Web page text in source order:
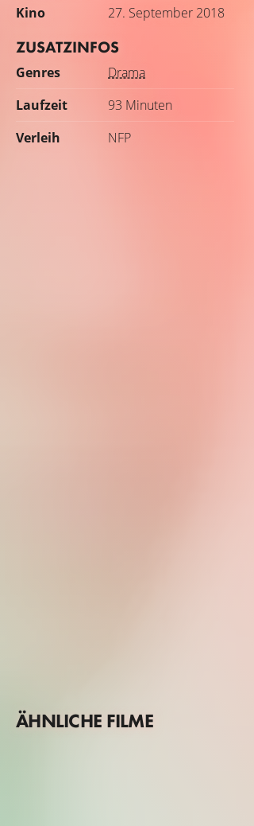
Kino 27. September 2018
ZUSATZINFOS
Genres
Drama
Laufzeit
93 Minuten
Verleih
NFP
ÄHNLICHE FILME